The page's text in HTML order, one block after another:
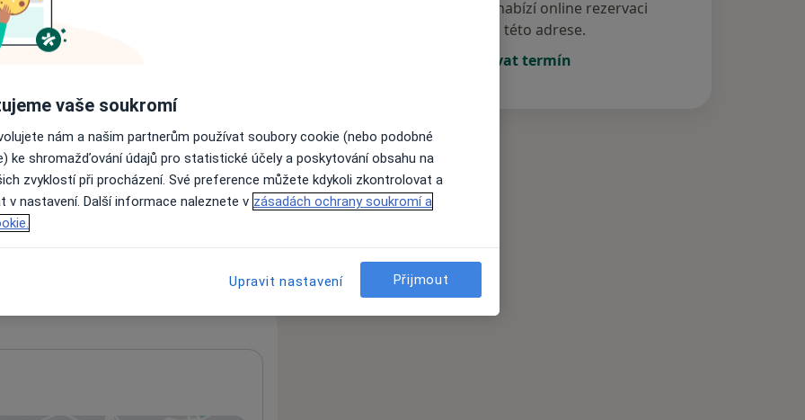
Rezervovat termín
Názory pacientů
nejsou k dispozici
informace o svých službách.
Tento specialista nenabízí online rezervaci
termínu na této adrese.
Rezervovat termín
vaše soukromí
nám a našim partnerům používat soubory cookie (nebo podobné
ke shromažďování údajů pro statistické účely a poskytování obsahu na
zvyklostí při procházení. Své preference můžete kdykoli zkontrolovat a
v nastavení. Další informace naleznete v zásadách ochrany soukromí a
Upravit nastavení Přijmout